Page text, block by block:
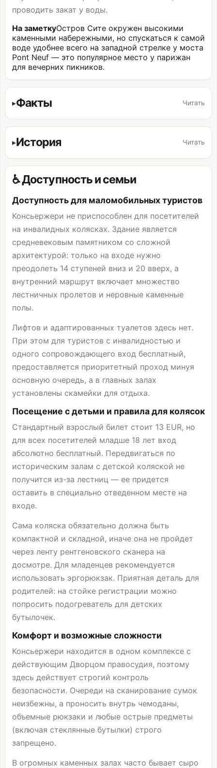
проводить закат у воды.
На заметкуОстров Сите окружен высокими
каменными набережными, но спускаться к самой
воде удобнее всего на западной стрелке у моста
Pont Neuf — это популярное место у парижан
для вечерних пикников.
Факты Читать
История Читать
♿ Доступность и семьи
Доступность для маломобильных туристов
Консьержери не приспособлен для посетителей
на инвалидных колясках. Здание является
средневековым памятником со сложной
архитектурой: только на входе нужно
преодолеть 14 ступеней вниз и 20 вверх, а
внутренний маршрут включает множество
лестничных пролетов и неровные каменные
полы.
Лифтов и адаптированных туалетов здесь нет.
При этом для туристов с инвалидностью и
одного сопровождающего вход бесплатный,
предоставляется приоритетный проход минуя
основную очередь, а в главных залах
установлены скамейки для отдыха.
Посещение с детьми и правила для колясок
Стандартный взрослый билет стоит 13 EUR, но
для всех посетителей младше 18 лет вход
абсолютно бесплатный. Передвигаться по
историческим залам с детской коляской не
получится из-за лестниц — ее придется
оставить в специально отведенном месте на
входе.
Сама коляска обязательно должна быть
компактной и складной, иначе она не пройдет
через ленту рентгеновского сканера на
досмотре. Для младенцев рекомендуется
использовать эргорюкзак. Приятная деталь для
родителей: на стойке регистрации можно
попросить подогреватель для детских
бутылочек.
Комфорт и возможные сложности
Консьержери находится в одном комплексе с
действующим Дворцом правосудия, поэтому
здесь действует строгий контроль
безопасности. Очереди на сканирование сумок
неизбежны, а проносить внутрь чемоданы,
объемные рюкзаки и любые острые предметы
(включая стеклянные бутылки) строго
запрещено.
В огромных каменных залах часто бывает сыро